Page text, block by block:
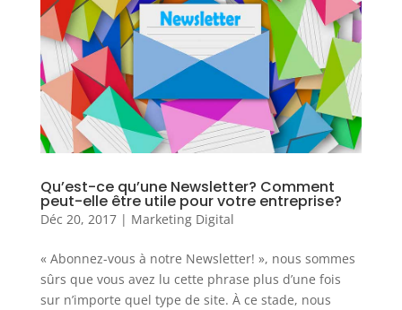
Qu’est-ce qu’une Newsletter? Comment
peut-elle être utile pour votre entreprise?
Déc 20, 2017| Marketing Digital
« Abonnez-vous à notre Newsletter! », nous sommes
sûrs que vous avez lu cette phrase plus d’une fois
sur n’importe quel type de site. À ce stade, nous